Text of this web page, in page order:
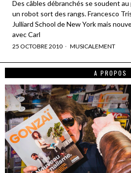
Des câbles débranchés se soudent au
un robot sort des rangs. Francesco
Julliard School de New York mais
avec Carl
25 OCTOBRE 2010 MUSICALEMENT
A PROPOS